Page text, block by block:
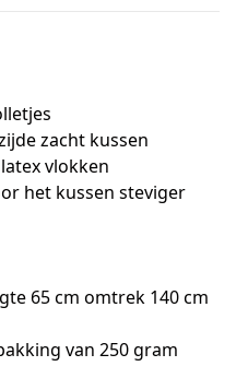
zacht kussen
vlokken
het kussen steviger
65 cm omtrek 140 cm
van 250 gram